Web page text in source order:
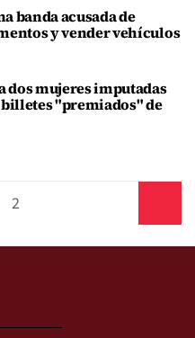
banda acusada de
y vender vehículos
dos mujeres imputadas
"premiados" de
2